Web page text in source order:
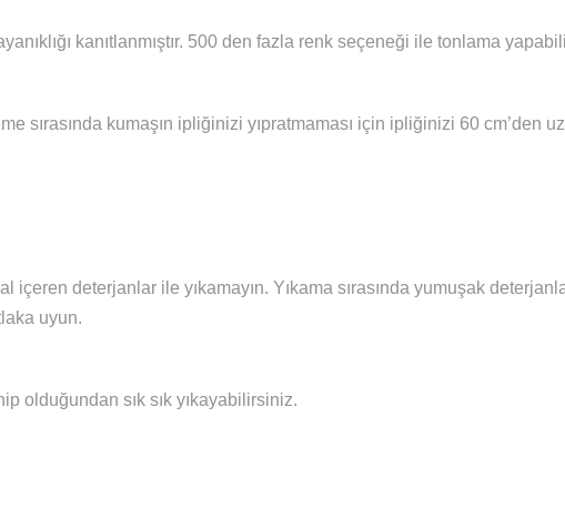
kanıtlanmıştır. 500 den fazla renk seçeneği ile tonlama
sırasında kumaşın ipliğinizi yıpratmaması için ipliğinizi 60 cm’den
içeren deterjanlar ile yıkamayın. Yıkama sırasında yumuşak
uyun.
olduğundan sık sık yıkayabilirsiniz.